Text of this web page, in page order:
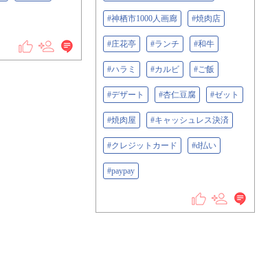
#神栖市1000人画廊 #焼肉店
#庄花亭 #ランチ #和牛
#ハラミ #カルビ #ご飯
#デザート #杏仁豆腐 #ゼット
#焼肉屋 #キャッシュレス決済
#クレジットカード #d払い
#paypay